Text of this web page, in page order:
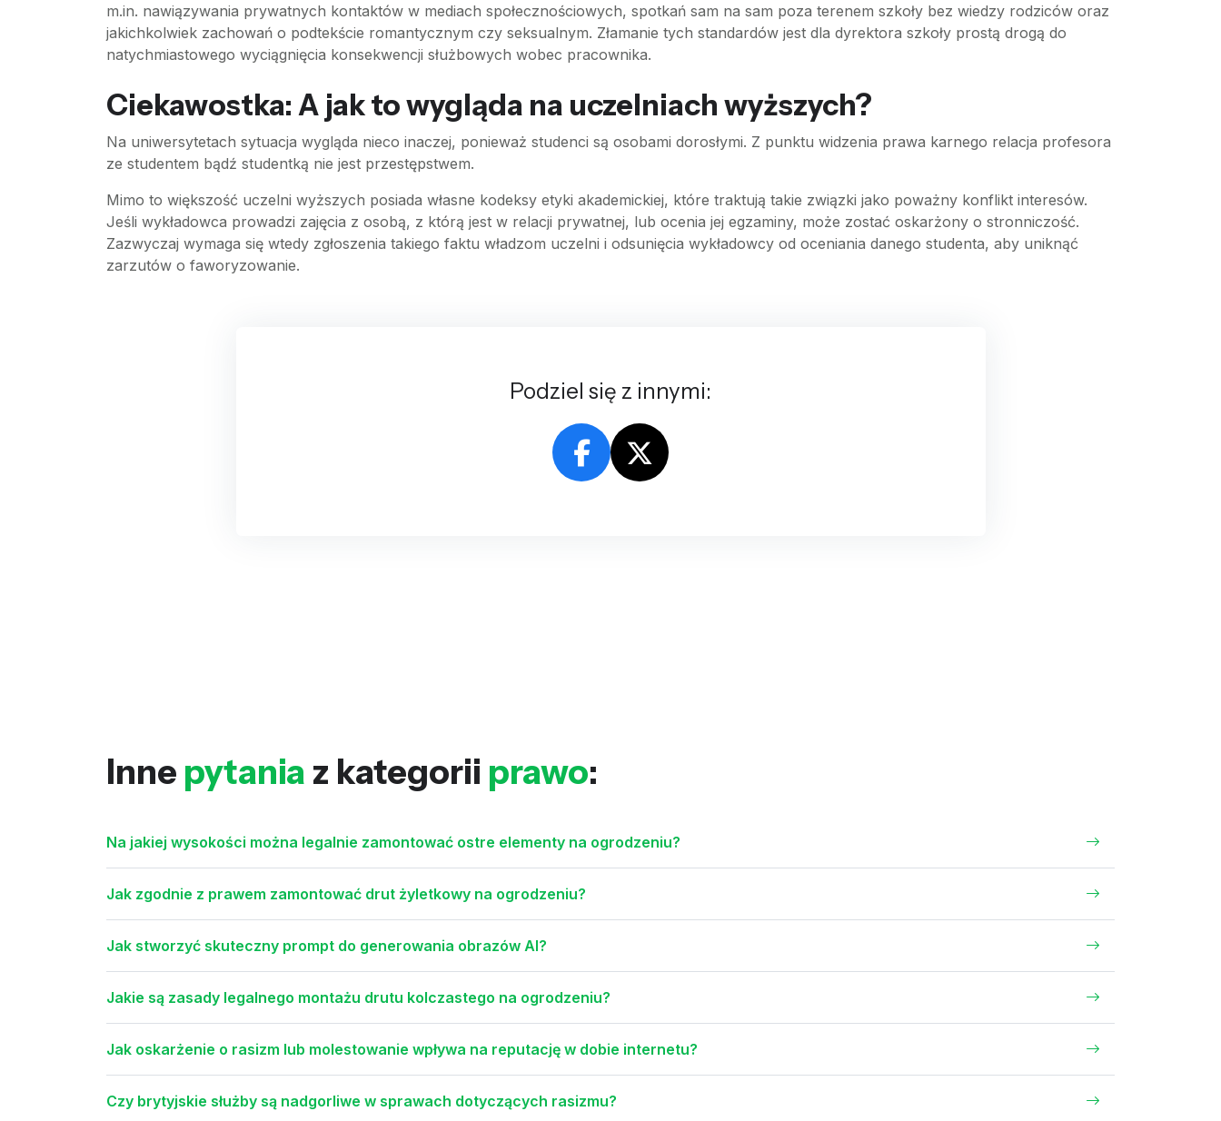
m.in. nawiązywania prywatnych kontaktów w mediach społecznościowych, spotkań sam na sam poza terenem szkoły bez wiedzy rodziców oraz
jakichkolwiek zachowań o podtekście romantycznym czy seksualnym. Złamanie tych standardów jest dla dyrektora szkoły prostą drogą do
natychmiastowego wyciągnięcia konsekwencji służbowych wobec pracownika.
Ciekawostka: A jak to wygląda na uczelniach wyższych?
Na uniwersytetach sytuacja wygląda nieco inaczej, ponieważ studenci są osobami dorosłymi. Z punktu widzenia prawa karnego relacja profesora
ze studentem bądź studentką nie jest przestępstwem.
Mimo to większość uczelni wyższych posiada własne kodeksy etyki akademickiej, które traktują takie związki jako poważny konflikt interesów.
Jeśli wykładowca prowadzi zajęcia z osobą, z którą jest w relacji prywatnej, lub ocenia jej egzaminy, może zostać oskarżony o stronniczość.
Zazwyczaj wymaga się wtedy zgłoszenia takiego faktu władzom uczelni i odsunięcia wykładowcy od oceniania danego studenta, aby uniknąć
zarzutów o faworyzowanie.
Podziel się z innymi:
Inne pytania z kategorii prawo:
Na jakiej wysokości można legalnie zamontować ostre elementy na ogrodzeniu?
Jak zgodnie z prawem zamontować drut żyletkowy na ogrodzeniu?
Jak stworzyć skuteczny prompt do generowania obrazów AI?
Jakie są zasady legalnego montażu drutu kolczastego na ogrodzeniu?
Jak oskarżenie o rasizm lub molestowanie wpływa na reputację w dobie internetu?
Czy brytyjskie służby są nadgorliwe w sprawach dotyczących rasizmu?